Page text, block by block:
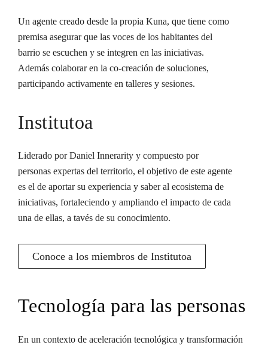
Un agente creado desde la propia Kuna, que tiene como
premisa asegurar que las voces de los habitantes del
barrio se escuchen y se integren en las iniciativas.
Además colaborar en la co-creación de soluciones,
participando activamente en talleres y sesiones.
Institutoa
Liderado por Daniel Innerarity y compuesto por
personas expertas del territorio, el objetivo de este agente
es el de aportar su experiencia y saber al ecosistema de
iniciativas, fortaleciendo y ampliando el impacto de cada
una de ellas, a tavés de su conocimiento.
Conoce a los miembros de Institutoa
Tecnología para las personas
En un contexto de aceleración tecnológica y transformación